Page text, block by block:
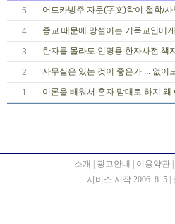
5 어드카빙주 자문(字文)학이 철학/
4 종교 때문에 망설이는 기독교인에게
3 한자를 몰라도 인명용 한자사전 책
2 사무실은 있는 것이 좋은가 ... 없어
1 이론을 배워서 혼자 맘대로 하지
소개 광고안내 이용약관
서비스 시작 2006. 8. 5